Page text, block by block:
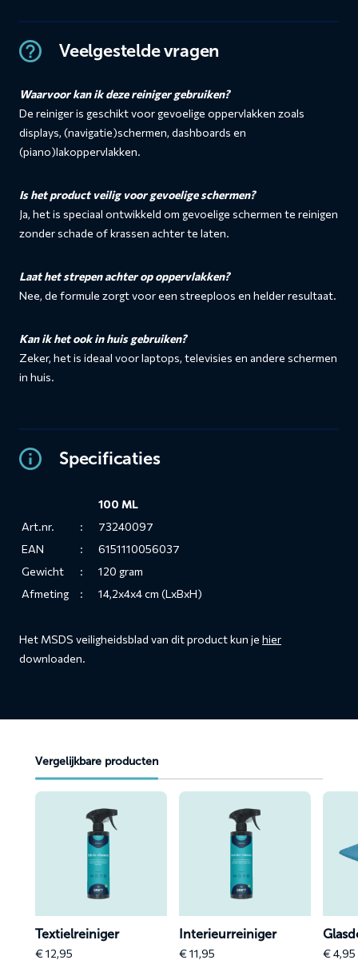
Veelgestelde vragen
Waarvoor kan ik deze reiniger gebruiken?
De reiniger is geschikt voor gevoelige oppervlakken zoals
displays, (navigatie)schermen, dashboards en
(piano)lakoppervlakken.
Is het product veilig voor gevoelige schermen?
Ja, het is speciaal ontwikkeld om gevoelige schermen te reinigen
zonder schade of krassen achter te laten.
Laat het strepen achter op oppervlakken?
Nee, de formule zorgt voor een streeploos en helder resultaat.
Kan ik het ook in huis gebruiken?
Zeker, het is ideaal voor laptops, televisies en andere schermen
in huis.
Specificaties
100 ML
Art.nr.
:
73240097
EAN
:
6151110056037
Gewicht
:
120 gram
Afmeting
: 14,2x4x4 cm (LxBxH)
Het MSDS veiligheidsblad van dit product kun je hier
downloaden.
Vergelijkbare producten
Lees
Textielreiniger
Textielreiniger
€12,95
Lees
Interieurreiniger
Interieurreiniger
€11,95
Lees
€4,95